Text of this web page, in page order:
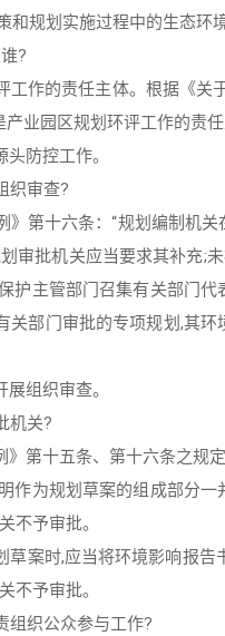
规划实施过程中的生态环
?
工作的责任主体。根据《
业园区规划环评工作的责
防控工作。
织审查?
》第十六条：“规划编制机
审批机关应当要求其补充;
护主管部门召集有关部门
关部门审批的专项规划,其
组织审查。
机关?
第十五条、第十六条之规
作为规划草案的组成部分
不予审批。
案时,应当将环境影响报
不予审批。
组织公众参与工作?